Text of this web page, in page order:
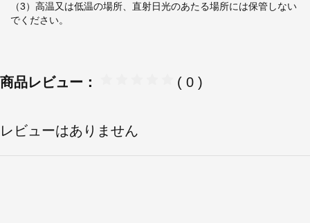
（3）高温又は低温の場所、直射日光のあたる場所には保管しない
でください。
商品レビュー： ( 0 )
レビューはありません